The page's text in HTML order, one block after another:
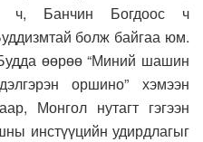
ч, Банчин Богдоос ч
болж байгаа юм.
өөрөө “Миний шашин
оршино” хэмээн
Монгол нутагт гэгээн
инстүүцийн удирдлагыг